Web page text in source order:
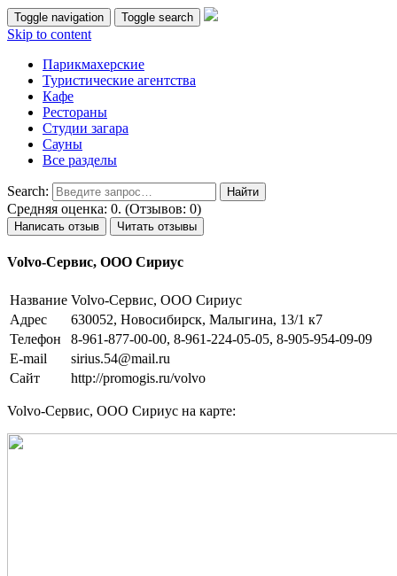
Toggle navigation Toggle search
Skip to content
Парикмахерские
Туристические агентства
Кафе
Рестораны
Студии загара
Сауны
Все разделы
Search:
Средняя оценка: 0. (Отзывов: 0)
Написать отзыв Читать отзывы
Volvo-Сервис, ООО Сириус
Название Volvo-Сервис, ООО Сириус
Адрес
630052, Новосибирск, Малыгина, 13/1 к7
Телефон
8-961-877-00-00, 8-961-224-05-05, 8-905-954-09-09
E-mail
sirius.54@mail.ru
Сайт
http://promogis.ru/volvo
Volvo-Сервис, ООО Сириус на карте: